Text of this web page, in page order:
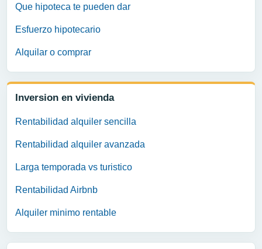
Que hipoteca te pueden dar
Esfuerzo hipotecario
Alquilar o comprar
Inversion en vivienda
Rentabilidad alquiler sencilla
Rentabilidad alquiler avanzada
Larga temporada vs turistico
Rentabilidad Airbnb
Alquiler minimo rentable